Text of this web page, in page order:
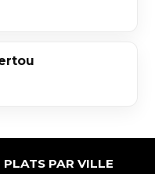
PLATS PAR VILLE